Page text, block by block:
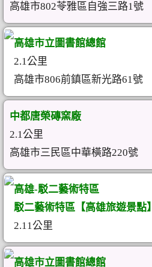
高雄市802苓雅區自強三路1號
高雄市立圖書館總館
2.1公里
高雄市806前鎮區新光路61號
中都唐榮磚窯廠
2.1公里
高雄市三民區中華橫路220號
高雄-駁二藝術特區
駁二藝術特區【高雄旅遊景點】
2.11公里
高雄市立圖書館總館